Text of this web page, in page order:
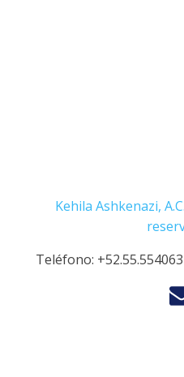
Kehila Ashkenazi,
Teléfono: